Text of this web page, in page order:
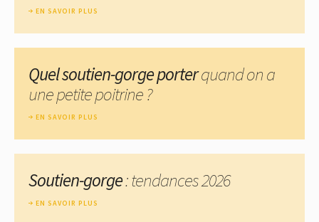
EN SAVOIR PLUS
Quel soutien-gorge porterquand on a
une petite poitrine ?
EN SAVOIR PLUS
Soutien-gorge: tendances 2026
EN SAVOIR PLUS